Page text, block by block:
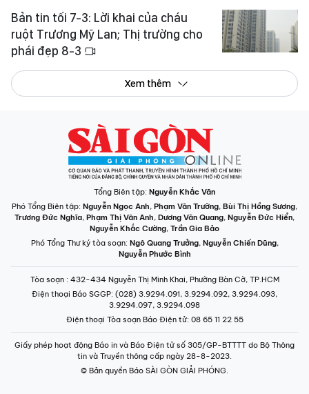
Bản tin tối 7-3: Lời khai của cháu
ruột Trương Mỹ Lan; Thị trường cho
phái đẹp 8-3
Xem thêm
Tổng Biên tập: Nguyễn Khắc Văn
Phó Tổng Biên tập: Nguyễn Ngọc Anh, Phạm Văn Trường, Bùi Thị Hồng Sương,
Trương Đức Nghĩa, Phạm Thị Vân Anh, Dương Văn Quang, Nguyễn Đức Hiển,
Nguyễn Khắc Cường, Trần Gia Bảo
Phó Tổng Thư ký tòa soạn: Ngô Quang Trưởng, Nguyễn Chiến Dũng,
Nguyễn Phước Bình
Tòa soạn : 432-434 Nguyễn Thị Minh Khai, Phường Bàn Cờ, TP.HCM
Điện thoại Báo SGGP: (028) 3.9294.091, 3.9294.092, 3.9294.093,
3.9294.097, 3.9294.098
Điện thoại Tòa soạn Báo Điện tử: 08 65 11 22 55
Giấy phép hoạt động Báo in và Báo Điện tử số 305/GP-BTTTT do Bộ Thông
tin và Truyền thông cấp ngày 28-8-2023.
© Bản quyền Báo SÀI GÒN GIẢI PHÓNG.